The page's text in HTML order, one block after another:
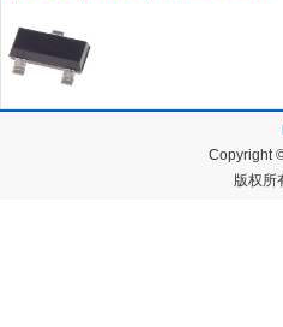
Copyright
版权所